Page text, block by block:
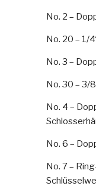
No. 2 –
No. 20 – 1/
No. 3 –
No. 30 – 3/
No. 4 –
No. 6 –
No. 7 –